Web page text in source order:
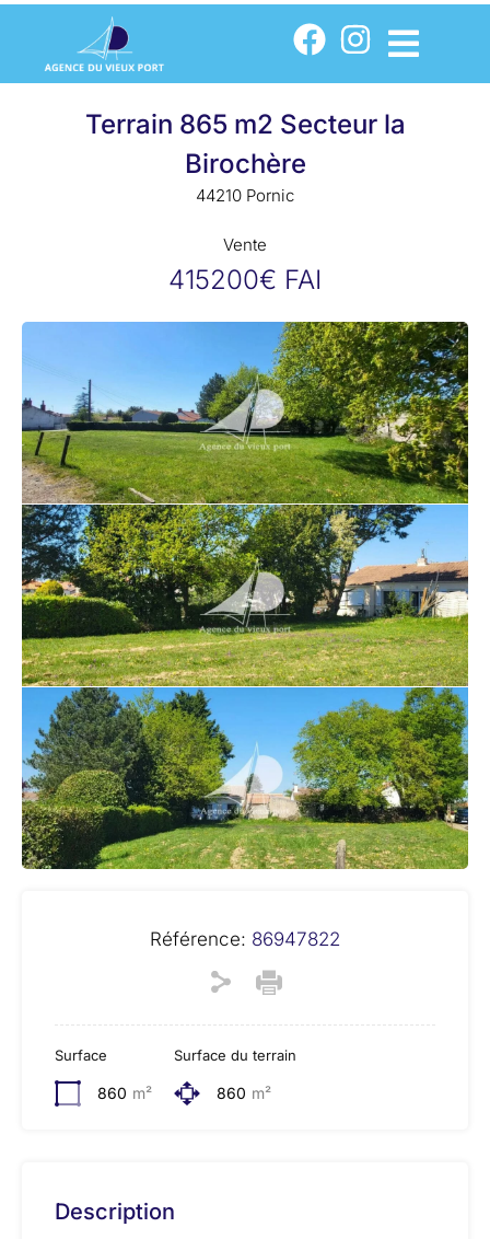
Terrain 865 m2 Secteur la
Birochère
44210 Pornic
Vente
415200€ FAI
Référence: 86947822
Surface
860 m²
Surface du terrain
860 m²
Description